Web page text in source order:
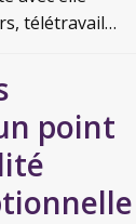
télétravail…
point